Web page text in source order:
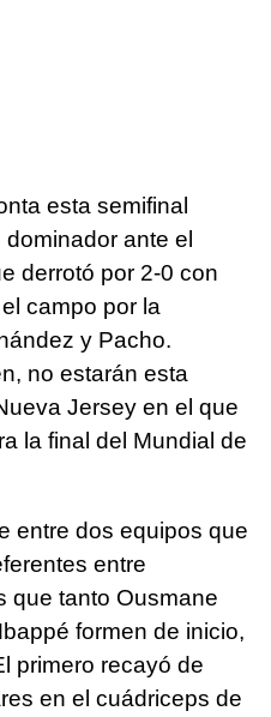
esta semifinal
ante el
derrotó por 2-0 con
campo por la
y Pacho.
no estarán esta
Jersey en el que
la final del Mundial de
entre dos equipos que
entre
que tanto Ousmane
formen de inicio,
primero recayó de
en el cuádriceps de